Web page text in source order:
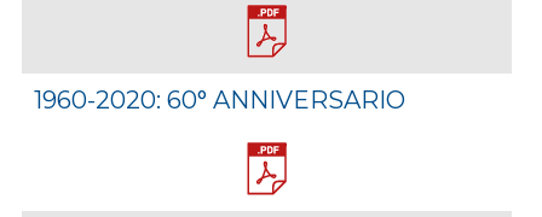
1960-2020: 60° ANNIVERSARIO